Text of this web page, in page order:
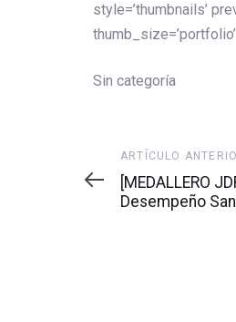
style=’thumbnails’
Sin categoría
Artículo
anterior
ARTÍCULO
[MEDALLERO
Desempeño